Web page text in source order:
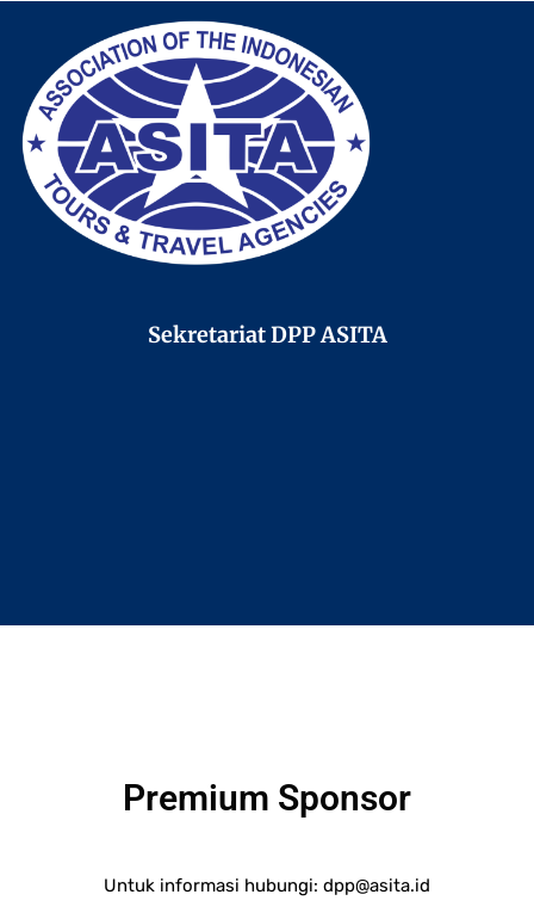
Sekretariat DPP ASITA
Premium Sponsor
Untuk informasi hubungi: dpp@asita.id